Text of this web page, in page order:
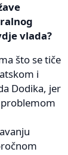
vlada?
što se tiče
i
Dodika, jer